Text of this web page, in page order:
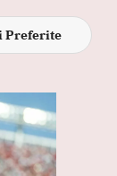
Preferite